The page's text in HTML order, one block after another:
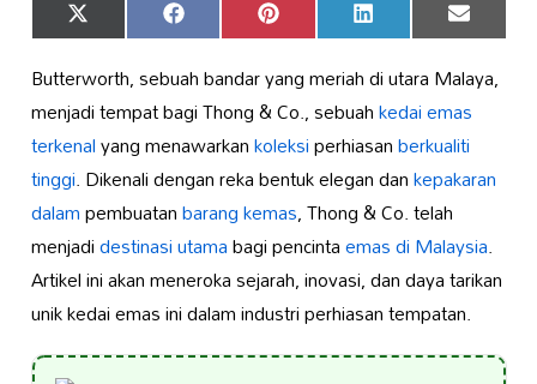
Share
on
X
(Twitter)
Share
on
Facebook Share
on
Pinterest Share
on
LinkedIn Share
on
Email
Butterworth, sebuah bandar yang meriah di utara Malaya,
menjadi tempat bagi Thong & Co., sebuahkedai emas
terkenalyang menawarkankoleksiperhiasanberkualiti
tinggi. Dikenali dengan reka bentuk elegan dankepakaran
dalampembuatanbarang kemas, Thong & Co. telah
menjadidestinasi utamabagi pencintaemas di Malaysia.
Artikel ini akan meneroka sejarah, inovasi, dan daya tarikan
unik kedai emas ini dalam industri perhiasan tempatan.